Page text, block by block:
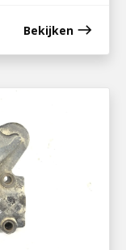
Bekijken east